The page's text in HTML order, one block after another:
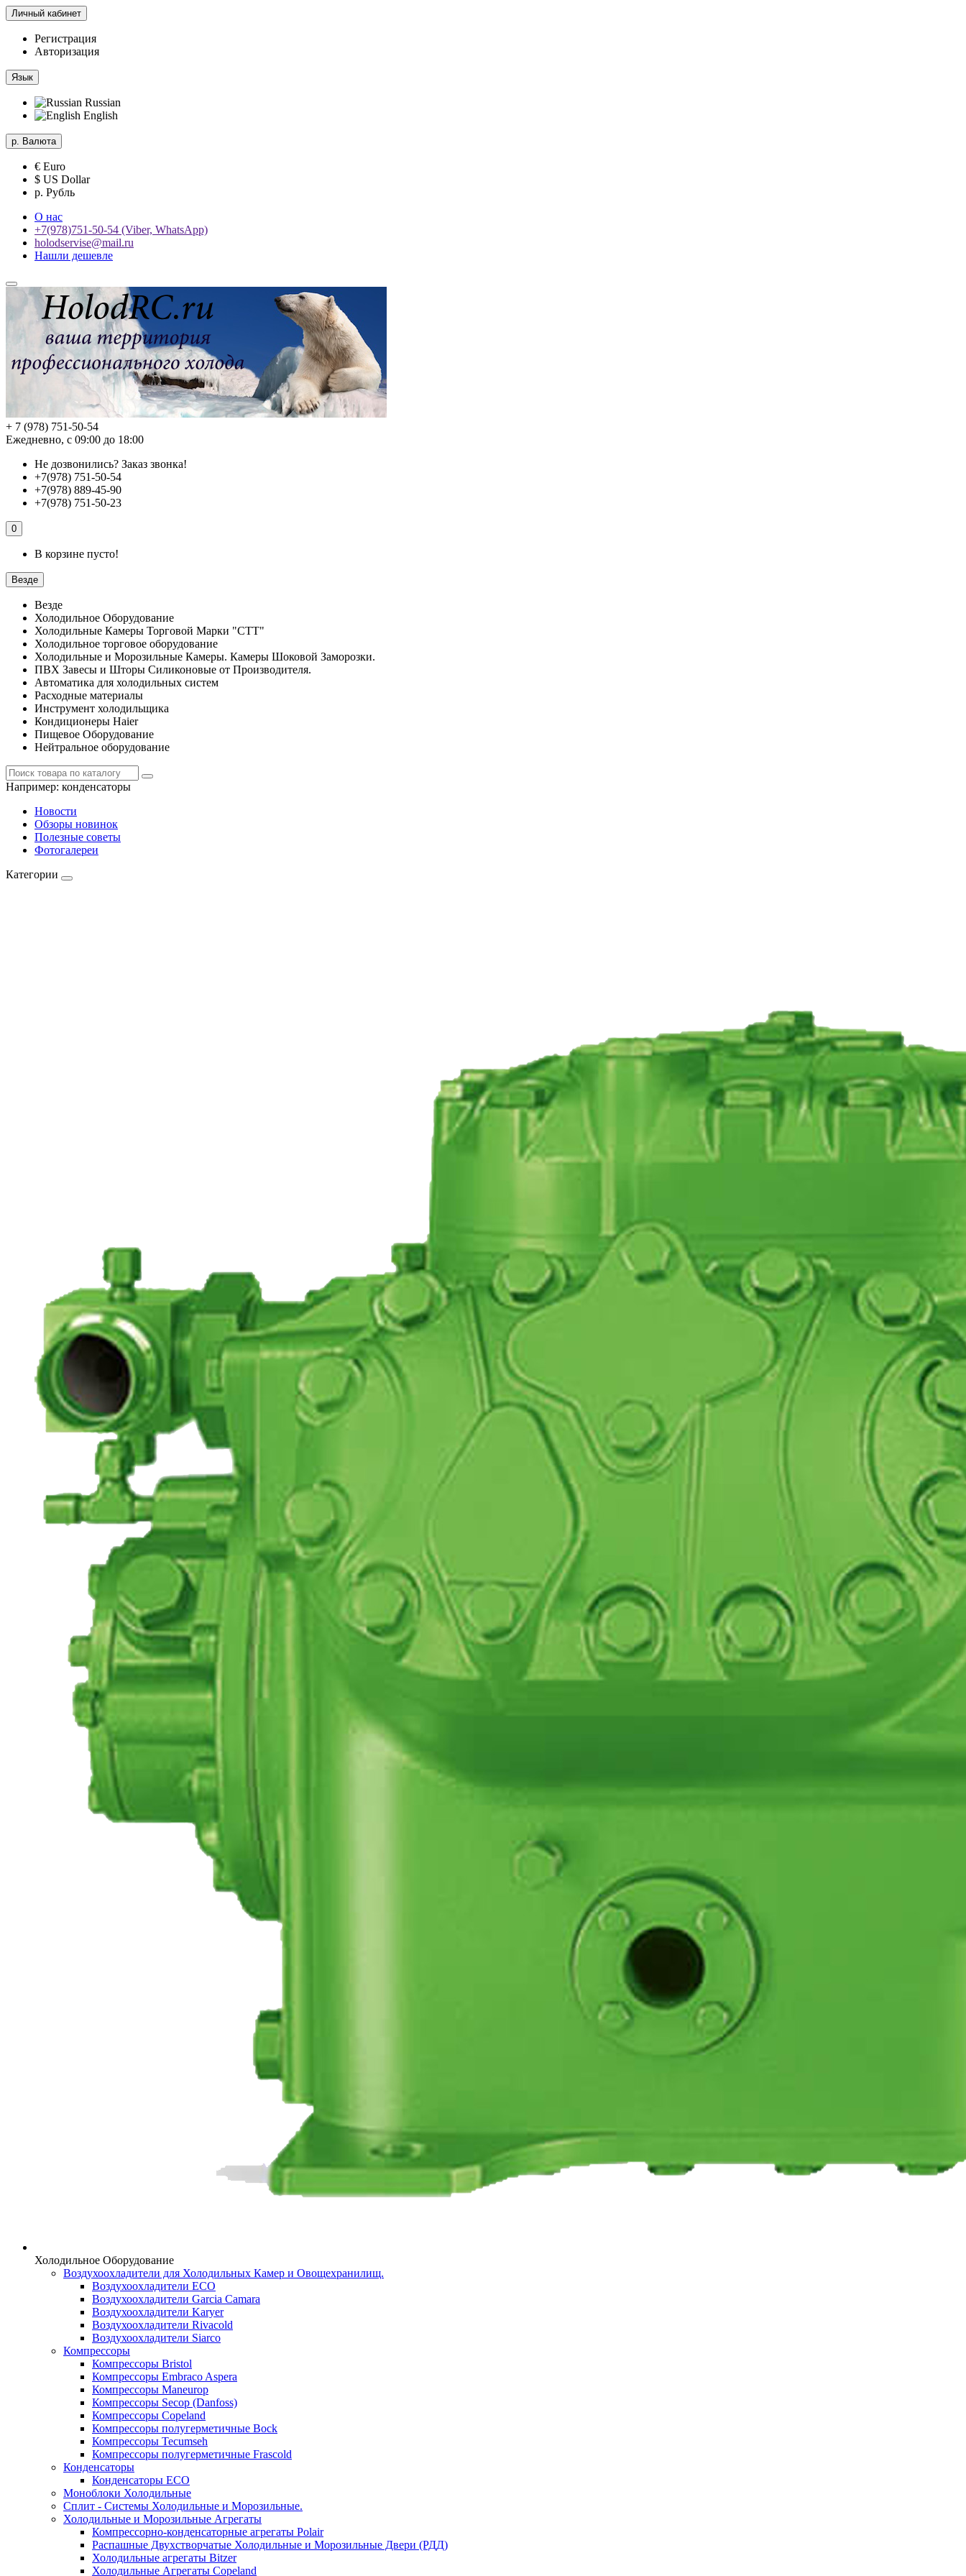
Личный кабинет
Регистрация
Авторизация
Язык
Russian
English
р. Валюта
€ Euro
$ US Dollar
р. Рубль
О нас
+7(978)751-50-54 (Viber, WhatsApp)
holodservise@mail.ru
Нашли дешевле
+ 7 (978) 751-50-54
Ежедневно, с 09:00 до 18:00
Не дозвонились? Заказ звонка!
+7(978) 751-50-54
+7(978) 889-45-90
+7(978) 751-50-23
0
В корзине пусто!
Везде
Везде
Холодильное Оборудование
Холодильные Камеры Торговой Марки "СТТ"
Холодильное торговое оборудование
Холодильные и Морозильные Камеры. Камеры Шоковой Заморозки.
ПВХ Завесы и Шторы Силиконовые от Производителя.
Автоматика для холодильных систем
Расходные материалы
Инструмент холодильщика
Кондиционеры Haier
Пищевое Оборудование
Нейтральное оборудование
Например: конденсаторы
Новости
Обзоры новинок
Полезные советы
Фотогалереи
Категории
Холодильное Оборудование
Воздухоохладители для Холодильных Камер и Овощехранилищ.
Воздухоохладители ECO
Воздухоохладители Garcia Camara
Воздухоохладители Karyer
Воздухоохладители Rivacold
Воздухоохладители Siarco
Компрессоры
Компрессоры Bristol
Компрессоры Embraco Aspera
Компрессоры Maneurop
Компрессоры Secop (Danfoss)
Компрессоры Copeland
Компрессоры полугерметичные Bock
Компрессоры Tecumseh
Компрессоры полугерметичные Frascold
Конденсаторы
Конденсаторы ECO
Моноблоки Холодильные
Сплит - Системы Холодильные и Морозильные.
Холодильные и Морозильные Агрегаты
Компрессорно-конденсаторные агрегаты Polair
Распашные Двухстворчатые Холодильные и Морозильные Двери (РДД)
Холодильные агрегаты Bitzer
Холодильные Агрегаты Copeland